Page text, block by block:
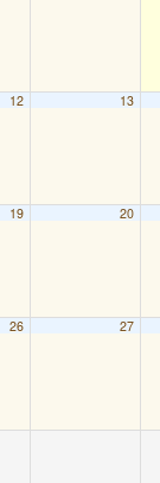
12 13
19 20
26 27